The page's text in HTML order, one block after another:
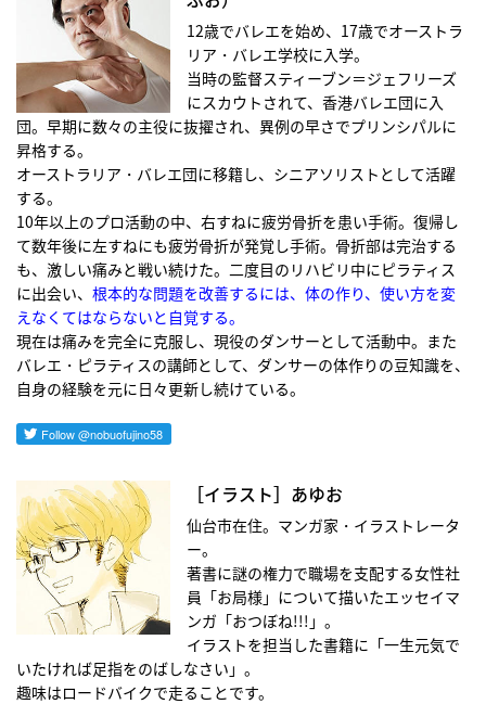
12歳でバレエを始め、17歳でオーストラ
リア・バレエ学校に入学。
当時の監督スティーブン＝ジェフリーズ
にスカウトされて、香港バレエ団に入
団。早期に数々の主役に抜擢され、異例の早さでプリンシパルに
昇格する。
オーストラリア・バレエ団に移籍し、シニアソリストとして活躍
する。
10年以上のプロ活動の中、右すねに疲労骨折を患い手術。復帰し
て数年後に左すねにも疲労骨折が発覚し手術。骨折部は完治する
も、激しい痛みと戦い続けた。二度目のリハビリ中にピラティス
に出会い、 根本的な問題を改善するには、体の作り、使い方を変
えなくてはならないと自覚する。
現在は痛みを完全に克服し、現役のダンサーとして活動中。また
バレエ・ピラティスの講師として、ダンサーの体作りの豆知識を、
自身の経験を元に日々更新し続けている。
［イラスト］あゆお
仙台市在住。マンガ家・イラストレータ
ー。
著書に謎の権力で職場を支配する女性社
員「お局様」について描いたエッセイマ
ンガ「おつぼね!!!」。
イラストを担当した書籍に「一生元気で
いたければ足指をのばしなさい」。
趣味はロードバイクで走ることです。